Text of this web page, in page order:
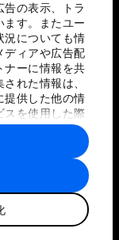
告の表示、トラ
ます。またユー
況についても情
ディアや広告配
ナーに情報を共
れた情報は、
提供した他の情
スを使用した際
わされ、各パー
とがありま
規約
ム